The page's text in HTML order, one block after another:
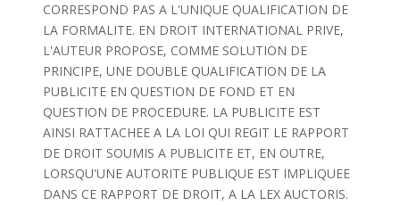
CORRESPOND PAS A L'UNIQUE QUALIFICATION DE
LA FORMALITE. EN DROIT INTERNATIONAL PRIVE,
L'AUTEUR PROPOSE, COMME SOLUTION DE
PRINCIPE, UNE DOUBLE QUALIFICATION DE LA
PUBLICITE EN QUESTION DE FOND ET EN
QUESTION DE PROCEDURE. LA PUBLICITE EST
AINSI RATTACHEE A LA LOI QUI REGIT LE RAPPORT
DE DROIT SOUMIS A PUBLICITE ET, EN OUTRE,
LORSQU'UNE AUTORITE PUBLIQUE EST IMPLIQUEE
DANS CE RAPPORT DE DROIT, A LA LEX AUCTORIS.